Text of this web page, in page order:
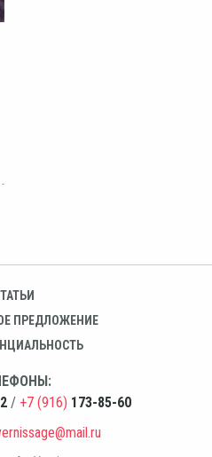
ПРЕДЛОЖЕНИЕ
/ +7 (916) 173-85-60